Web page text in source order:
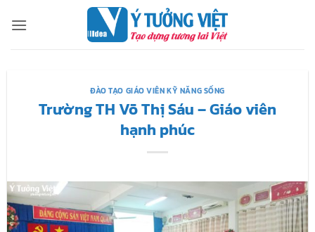
qua
ĐÀO TẠO GIÁO VIÊN KỸ NĂNG SỐNG
Trường TH Võ Thị Sáu – Giáo viên
hạnh phúc